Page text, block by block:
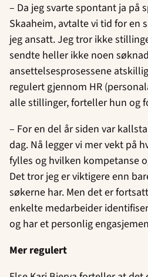
– Da jeg svarte spontant ja på
Skaaheim, avtalte vi tid for en
jeg ansatt. Jeg tror ikke
sendte heller ikke noen
ansettelsesprosessene
regulert gjennom HR
alle stillinger, forteller hun og
– For en del år siden var
dag. Nå legger vi mer vekt på
fylles og hvilken kompetanse
Det tror jeg er viktigere enn
søkerne har. Men det er
enkelte medarbeider
og har et personlig
Mer regulert